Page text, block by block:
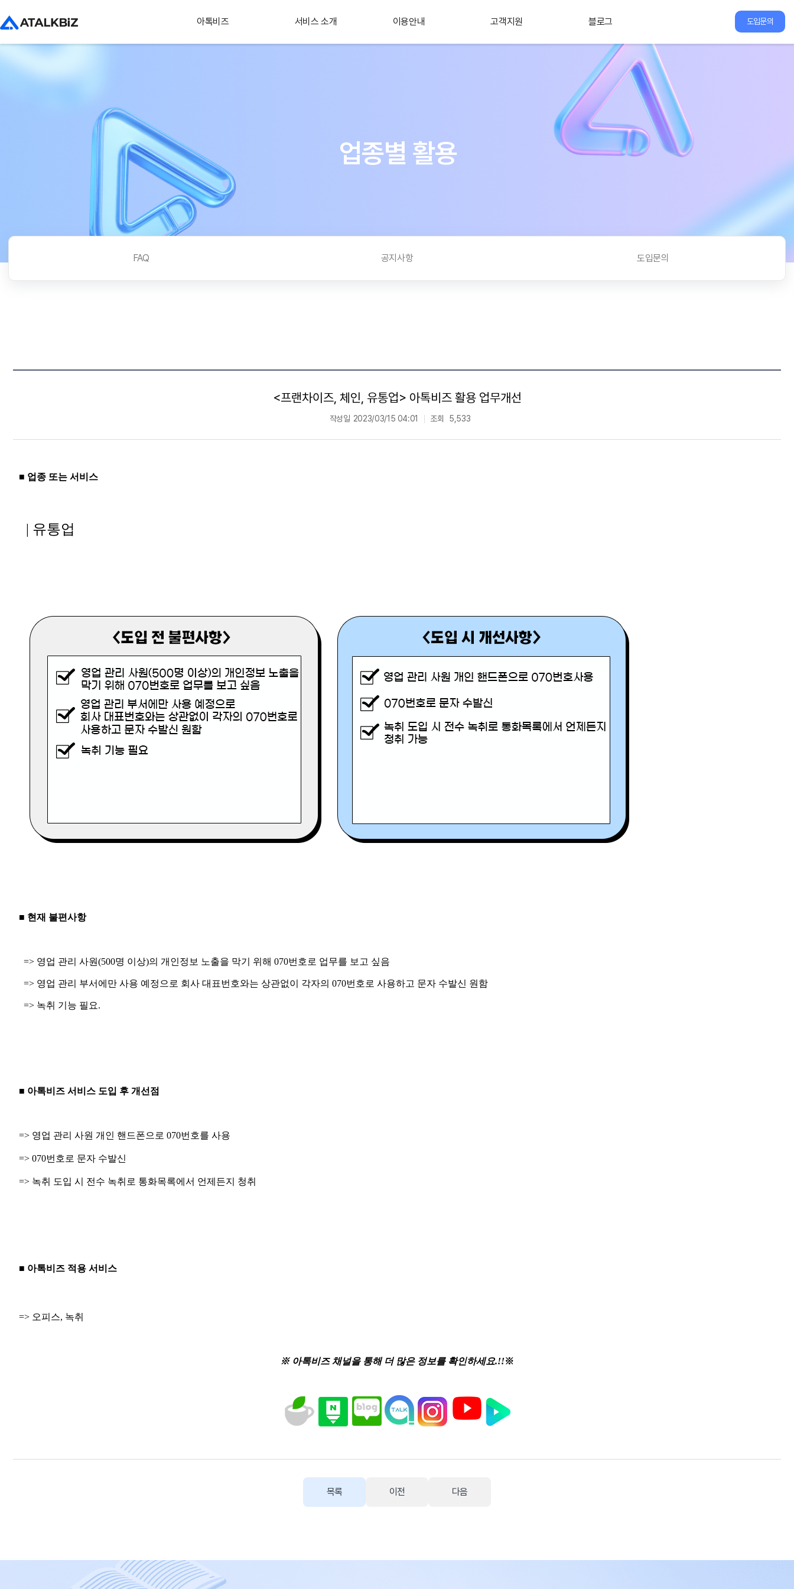
아톡비즈 서비스 소개 이용안내 고객지원 블로그 도입문의
업종별 활용
FAQ 공지사항 도입문의
<프랜차이즈, 체인, 유통업> 아톡비즈 활용 업무개선
작성일 2023/03/15 04:01 조회 5,533
■ 업종 또는 서비스
| 유통업
■ 현재 불편사항
=> 영업 관리 사원(500명 이상)의 개인정보 노출을 막기 위해 070번호로 업무를 보고 싶음
=> 영업 관리 부서에만 사용 예정으로 회사 대표번호와는 상관없이 각자의 070번호로 사용하고 문자 수발신 원함
=> 녹취 기능 필요.
■ 아톡비즈 서비스 도입 후 개선점
=> 영업 관리 사원 개인 핸드폰으로 070번호를 사용
=> 070번호로 문자 수발신
=> 녹취 도입 시 전수 녹취로 통화목록에서 언제든지 청취
■ 아톡비즈 적용 서비스
=> 오피스, 녹취
※ 아톡비즈 채널을 통해 더 많은 정보를 확인하세요.!!※
목록 이전 다음